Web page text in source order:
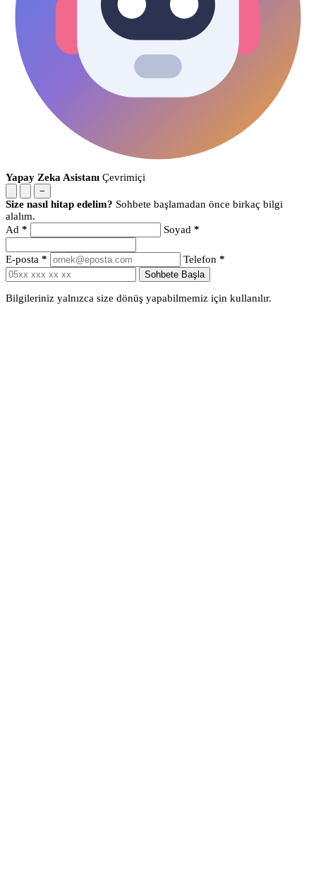
Yapay Zeka Asistanı Çevrimiçi
−
Size nasıl hitap edelim? Sohbete başlamadan önce birkaç bilgi
alalım.
Ad * Soyad *
E-posta * Telefon *
Sohbete Başla
Bilgileriniz yalnızca size dönüş yapabilmemiz için kullanılır.